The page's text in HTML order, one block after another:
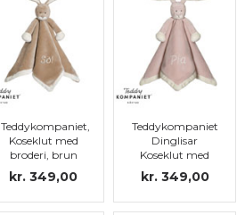
Teddykompaniet,
Koseklut med
broderi, brun
kr. 349,00
Teddykompaniet
Dinglisar
Koseklut med
broderi, rosa
kanin
kr. 349,00